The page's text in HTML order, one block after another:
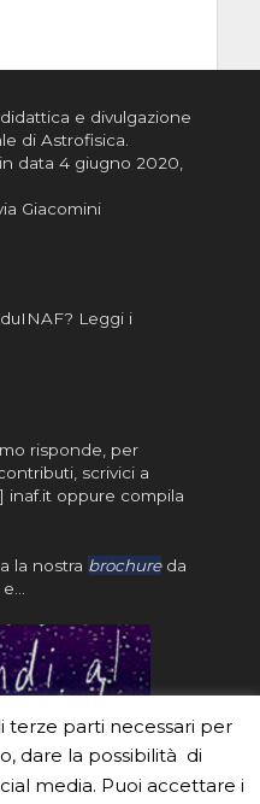
e divulgazione
di Astrofisica.
data 4 giugno 2020,
Giacomini
Leggi i
risponde, per
scrivici a
inaf.it oppure compila
la nostra brochureda
e…
terze parti necessari per
dare la possibilità di
media. Puoi accettare i